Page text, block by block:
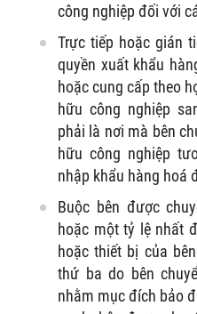
công nghiệp đối với
Trực tiếp hoặc gián
quyền xuất khẩu
hoặc cung cấp theo
hữu công nghiệp
phải là nơi mà bên
hữu công nghiệp
nhập khẩu hàng hoá
Buộc bên được
hoặc một tỷ lệ nhất
hoặc thiết bị của
thứ ba do bên
nhằm mục đích bảo